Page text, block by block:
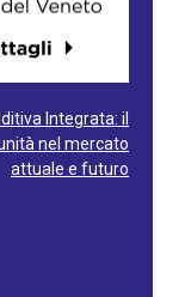
Integrata: il
nel mercato
attuale e futuro